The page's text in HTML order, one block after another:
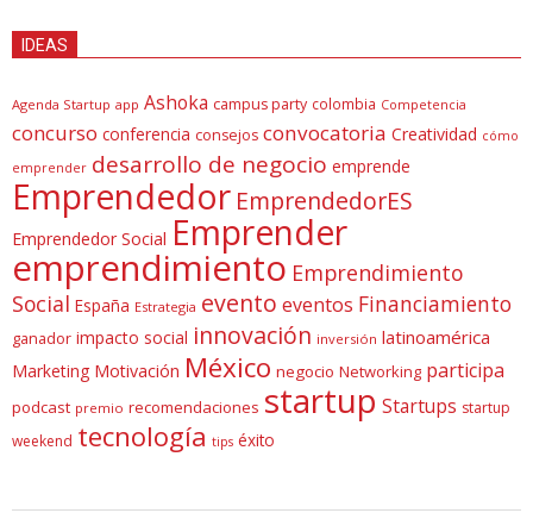
IDEAS
Agenda Startup app Ashoka campus party colombia Competencia
concurso conferencia consejos convocatoria Creatividad cómo
emprender desarrollo de negocio emprende
Emprendedor EmprendedorES
Emprendedor Social Emprender
emprendimiento Emprendimiento
Social España Estrategia evento eventos Financiamiento
ganador impacto social innovación inversión latinoamérica
Marketing Motivación México negocio Networking participa
podcast premio recomendaciones startup Startups startup
weekend tecnología tips éxito